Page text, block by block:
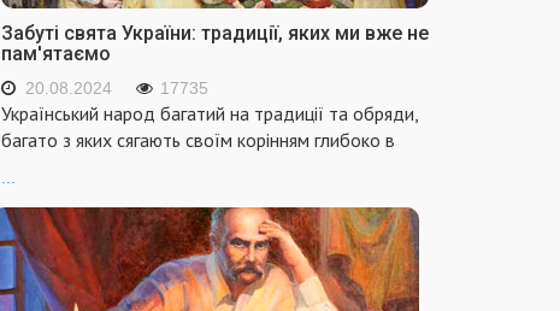
Забуті свята України: традиції, яких ми вже не
пам'ятаємо
20.08.2024 17735
Український народ багатий на традиції та обряди,
багато з яких сягають своїм корінням глибоко в
...